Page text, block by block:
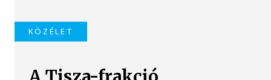
KÖZÉLET